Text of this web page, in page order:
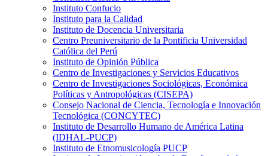
Instituto Confucio
Instituto para la Calidad
Instituto de Docencia Universitaria
Centro Preuniversitario de la Pontificia Universidad
Católica del Perú
Instituto de Opinión Pública
Centro de Investigaciones y Servicios Educativos
Centro de Investigaciones Sociológicas, Económica
Políticas y Antropológicas (CISEPA)
Consejo Nacional de Ciencia, Tecnología e Innovación
Tecnológica (CONCYTEC)
Instituto de Desarrollo Humano de América Latina
(IDHAL-PUCP)
Instituto de Etnomusicología PUCP